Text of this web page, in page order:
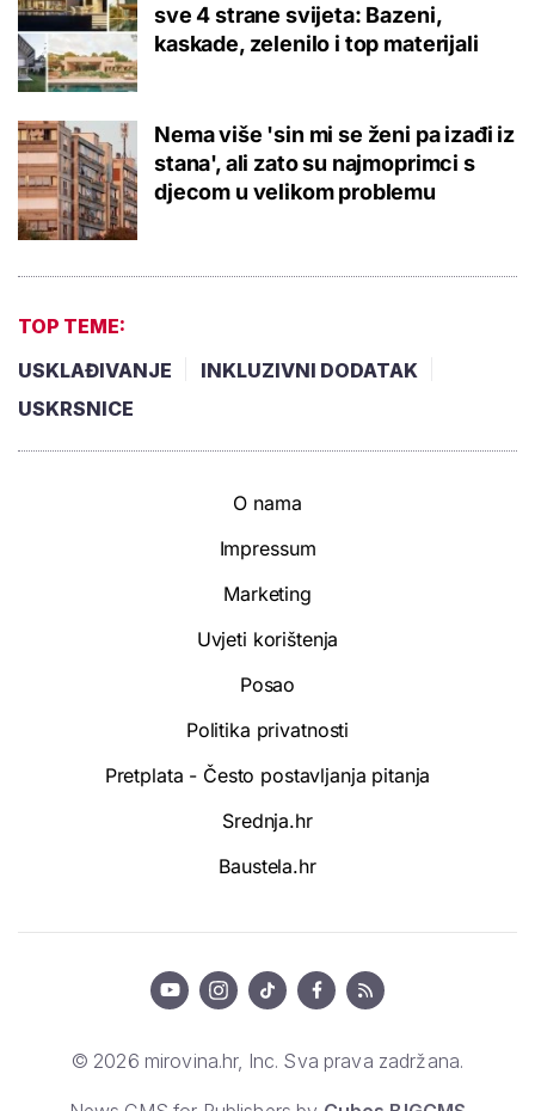
sve 4 strane svijeta: Bazeni,
kaskade, zelenilo i top materijali
Nema više 'sin mi se ženi pa izađi iz
stana', ali zato su najmoprimci s
djecom u velikom problemu
TOP TEME:
USKLAĐIVANJE
INKLUZIVNI DODATAK
USKRSNICE
O nama
Impressum
Marketing
Uvjeti korištenja
Posao
Politika privatnosti
Pretplata - Često postavljanja pitanja
Srednja.hr
Baustela.hr
© 2026 mirovina.hr, Inc. Sva prava zadržana.